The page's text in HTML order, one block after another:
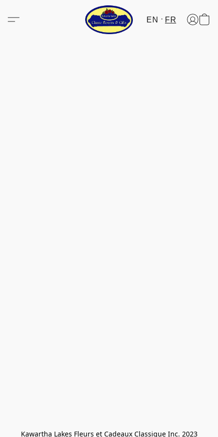
EN FR
Kawartha Lakes Fleurs et Cadeaux Classique Inc. 2023